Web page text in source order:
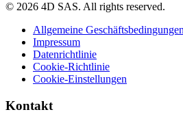
© 2026 4D SAS. All rights reserved.
Allgemeine Geschäftsbedingungen
Impressum
Datenrichtlinie
Cookie-Richtlinie
Cookie-Einstellungen
Kontakt